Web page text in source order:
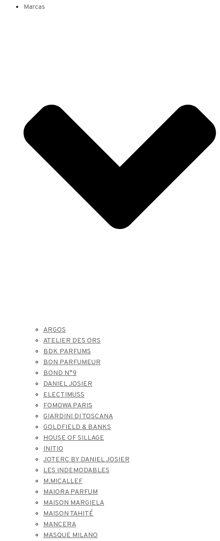
Marcas
ARGOS
ATELIER DES ORS
BDK PARFUMS
BON PARFUMEUR
BOND N°9
DANIEL JOSIER
ELECTIMUSS
FOMOWA PARIS
GIARDINI DI TOSCANA
GOLDFIELD & BANKS
HOUSE OF SILLAGE
INITIO
JOTERC BY DANIEL JOSIER
LES INDEMODABLES
M.MICALLEF
MAIORA PARFUM
MAISON MARGIELA
MAISON TAHITÉ
MANCERA
MASQUE MILANO